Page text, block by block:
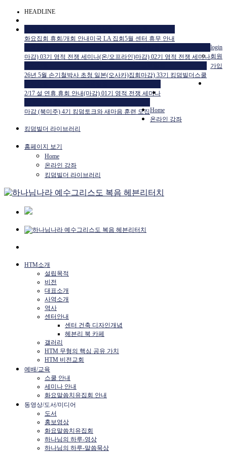
HEADLINE
화요집회 휴회/개회 안내 미국 LA 집회 5월 센터 휴무 안내
마감) 03기 영적 전쟁 세미나(온/오프라인)마감) 02기 영적 전쟁 세미나
26년 5월 손기철박사 초청 일본(오사카)집회 마감) 33기 킹덤빌더스쿨
2/17 설 연휴 휴회 안내(마감) 01기 영적 전쟁 세미나
마감 (북미주) 4기 킹덤토크와 새마음 훈련 모집
login
회원
가입
Home
온라인 강좌
킹덤빌더 라이브러리
홈페이지 보기
Home
온라인 강좌
킹덤빌더 라이브러리
HTM소개
설립목적
비전
대표소개
사역소개
역사
센터안내
센터 건축 디자인개념
헤븐리 북 카페
갤러리
HTM 무형의 핵심 공유 가치
HTM 비전교회
예배/교육
스쿨 안내
세미나 안내
화요말씀치유집회 안내
동영상/도서/미디어
도서
홍보영상
화요말씀치유집회
하나님의 하루-영상
하나님의 하루-말씀묵상